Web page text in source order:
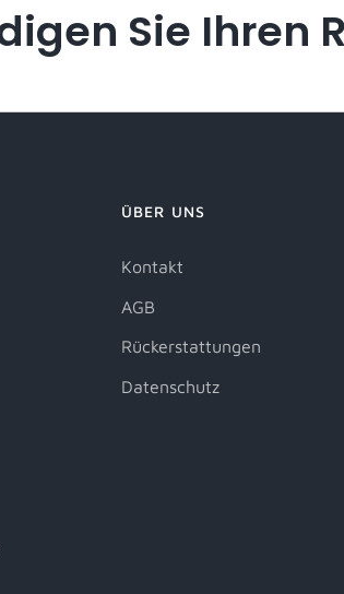
Sie Ihren
ÜBER UNS
Kontakt
AGB
Rückerstattungen
Datenschutz